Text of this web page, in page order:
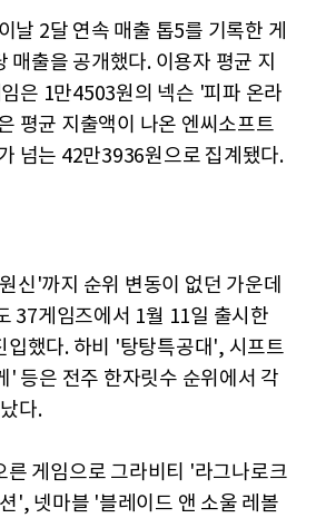
날 2달 연속 매출 톱5를 기록한 게
매출을 공개했다. 이용자 평균 지
은 1만4503원의 넥슨 '피파 온라
평균 지출액이 나온 엔씨소프트
넘는 42만3936원으로 집계됐다.
신'까지 순위 변동이 없던 가운데
37게임즈에서 1월 11일 출시한
입했다. 하비 '탕탕특공대', 시프트
' 등은 전주 한자릿수 순위에서 각
다.
른 게임으로 그라비티 '라그나로크
', 넷마블 '블레이드 앤 소울 레볼